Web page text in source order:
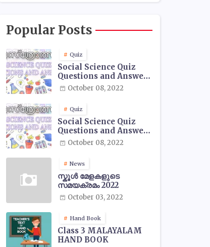
Popular Posts
Quiz
Social Science Quiz
Questions and Answers
- 01October 08, 2022
Quiz
Social Science Quiz
Questions and Answers
- 02October 08, 2022
News
സ്കൂൾ മേളകളുടെ
സമയക്രമം 2022
October 03, 2022
Hand Book
Class 3 MALAYALAM
HAND BOOK